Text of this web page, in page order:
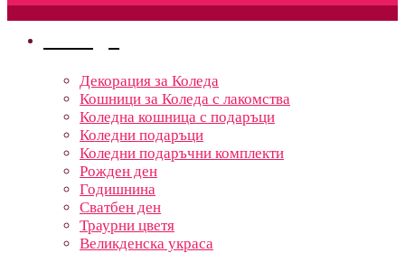
Декорация за Коледа
Кошници за Коледа с лакомства
Коледна кошница с подаръци
Коледни подаръци
Коледни подаръчни комплекти
Рожден ден
Годишнина
Сватбен ден
Траурни цветя
Великденска украса